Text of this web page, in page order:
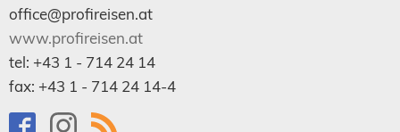
office@profireisen.at
www.profireisen.at
tel: +43 1 - 714 24 14
fax: +43 1 - 714 24 14-4